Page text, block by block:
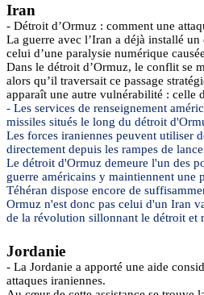
Iran
- Détroit d’Ormuz : comment une
La guerre avec l’Iran a déjà installé
celui d’une paralysie numérique
Dans le détroit d’Ormuz, le conflit se
alors qu’il traversait ce passage
apparaît une autre vulnérabilité : celle
- Les services de renseignement
missiles situés le long du détroit
Les forces iraniennes peuvent utiliser
directement depuis les rampes de
Le détroit d'Ormuz demeure l'un des
guerre américains y maintiennent une
Téhéran dispose encore de
Ormuz n'est donc pas celui d'un Iran
de la révolution sillonnant le détroit et
Jordanie
- La Jordanie a apporté une aide
attaques iraniennes.